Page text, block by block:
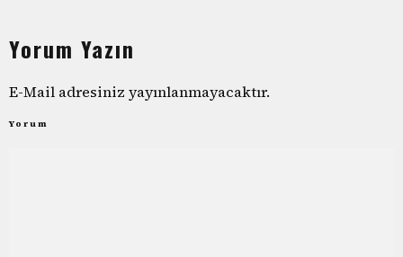
Yorum Yazın
E-Mail adresiniz yayınlanmayacaktır.
Yorum